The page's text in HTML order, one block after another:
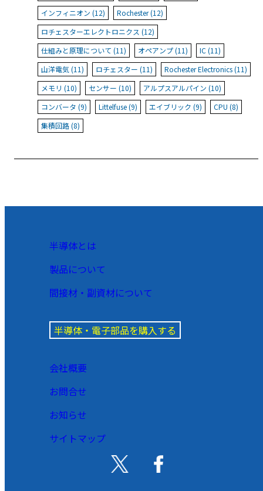
インフィニオン (12)
Rochester (12)
ロチェスターエレクトロニクス (12)
仕組みと原理について (11)
オペアンプ (11)
IC (11)
山洋電気 (11)
ロチェスター (11)
Rochester Electronics (11)
メモリ (10)
センサー (10)
アルプスアルパイン (10)
コンバータ (9)
Littelfuse (9) エイブリック (9)
CPU (8)
集積回路 (8)
半導体とは
製品について
間接材・副資材について
半導体・電子部品を購入する
会社概要
お問合せ
お知らせ
サイトマップ